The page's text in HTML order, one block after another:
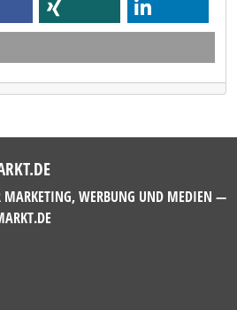
MARKETING, WERBUNG UND MEDIEN —